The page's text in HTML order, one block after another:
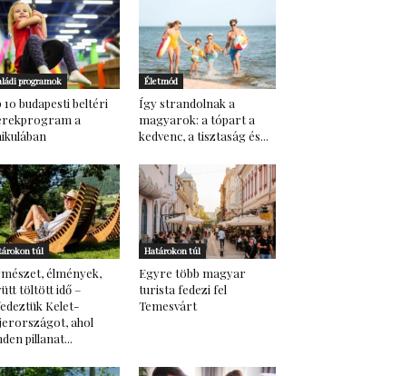
programok
10 budapesti beltéri
a
Életmód
Így strandolnak a
magyarok: a tópart a
kedvenc, a tisztaság és...
túl
élmények,
töltött idő –
Kelet-
ahol
pillanat...
Határokon túl
Egyre több magyar
turista fedezi fel
Temesvárt